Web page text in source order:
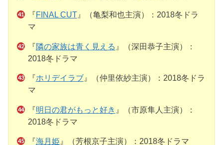
『FINAL CUT』（亀梨和也主演）：2018冬ドラ
マ
『隣の家族は青く見える 』（深田恭子主演）：
2018冬ドラマ
『ホリデイラブ』（仲里依紗主演）：2018冬ドラ
マ
『明日の君がもっと好き 』（市原隼人主演）：
2018冬ドラマ
『海月姫 』（芳根京子主演）：2018冬ドラマ